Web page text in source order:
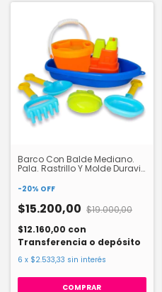
Barco Con Balde Mediano.
Pala. Rastrillo Y Molde Duravit
-20% OFF
$15.200,00 $19.000,00
$12.160,00 con
Transferencia o depósito
6 x $2.533,33 sin interés